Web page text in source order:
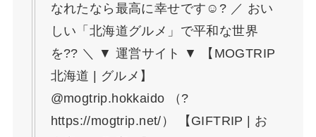
なれたなら最高に幸せです☺? ／ おい
しい「北海道グルメ」で平和な世界
を?? ＼ ▼ 運営サイト ▼ 【MOGTRIP
北海道 | グルメ】
@mogtrip.hokkaido （?
https://mogtrip.net/） 【GIFTRIP | お